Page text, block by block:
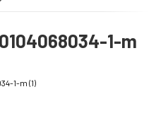
1-m
1-m (1)